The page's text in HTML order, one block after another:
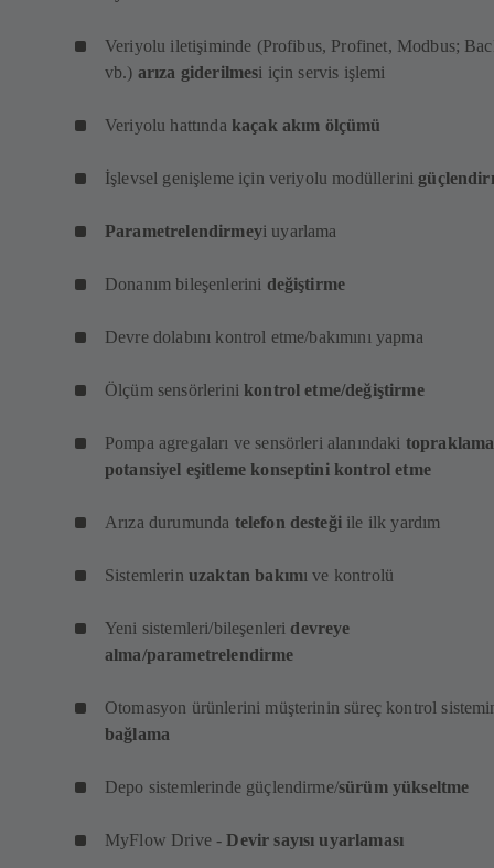
Veriyolu iletişiminde (Profibus, Profinet, Modbus;
vb.) arıza giderilmesi için servis işlemi
Veriyolu hattında kaçak akım ölçümü
İşlevsel genişleme için veriyolu modüllerini
Parametrelendirmeyi uyarlama
Donanım bileşenlerini değiştirme
Devre dolabını kontrol etme/bakımını yapma
Ölçüm sensörlerinikontrol etme/değiştirme
Pompa agregaları ve sensörleri alanındaki
potansiyel eşitleme konseptini kontrol etme
Arıza durumunda telefon desteğiile ilk yardım
Sistemlerin uzaktan bakımı ve kontrolü
Yeni sistemleri/bileşenleri devreye
alma/parametrelendirme
Otomasyon ürünlerini müşterinin süreç kontrol
bağlama
Depo sistemlerinde güçlendirme/sürüm yükseltme
MyFlow Drive -Devir sayısı uyarlaması